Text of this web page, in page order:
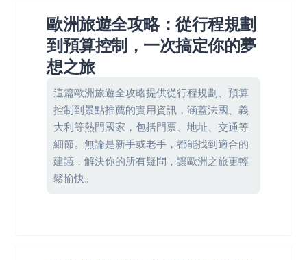
歐洲旅遊全攻略：從行程規劃
到預算控制，一次搞定你的夢
想之旅
這篇歐洲旅遊全攻略提供從行程規劃、預算
控制到景點推薦的實用資訊，涵蓋法國、義
大利等熱門國家，包括門票、地址、交通等
細節。無論是新手或老手，都能找到適合的
建議，解決你的所有疑問，讓歐洲之旅更輕
鬆愉快。